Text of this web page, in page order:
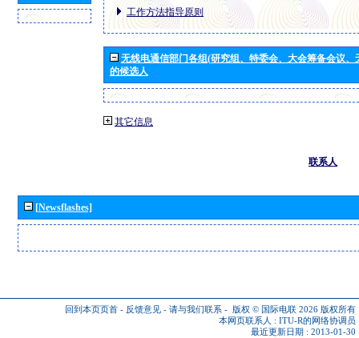
工作方法指导原则
无线电通信部门各组(研究组、特委会、大会筹备会议
的候选人
其它信息
联系人
[Newsflashes]
回到本页页首 - 反馈意见 - 请与我们联系 - 版权 © 国际电联 2026 版权所有
本网页联系人 : ITU-R的网络协调员
最近更新日期 : 2013-01-30